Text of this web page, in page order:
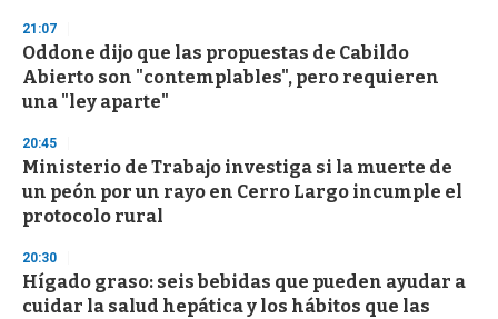
21:07
Oddone dijo que las propuestas de Cabildo
Abierto son "contemplables", pero requieren
una "ley aparte"
20:45
Ministerio de Trabajo investiga si la muerte de
un peón por un rayo en Cerro Largo incumple el
protocolo rural
20:30
Hígado graso: seis bebidas que pueden ayudar a
cuidar la salud hepática y los hábitos que las